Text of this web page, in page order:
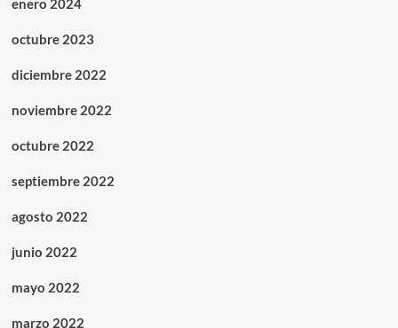
enero 2024
octubre 2023
diciembre 2022
noviembre 2022
octubre 2022
septiembre 2022
agosto 2022
junio 2022
mayo 2022
marzo 2022